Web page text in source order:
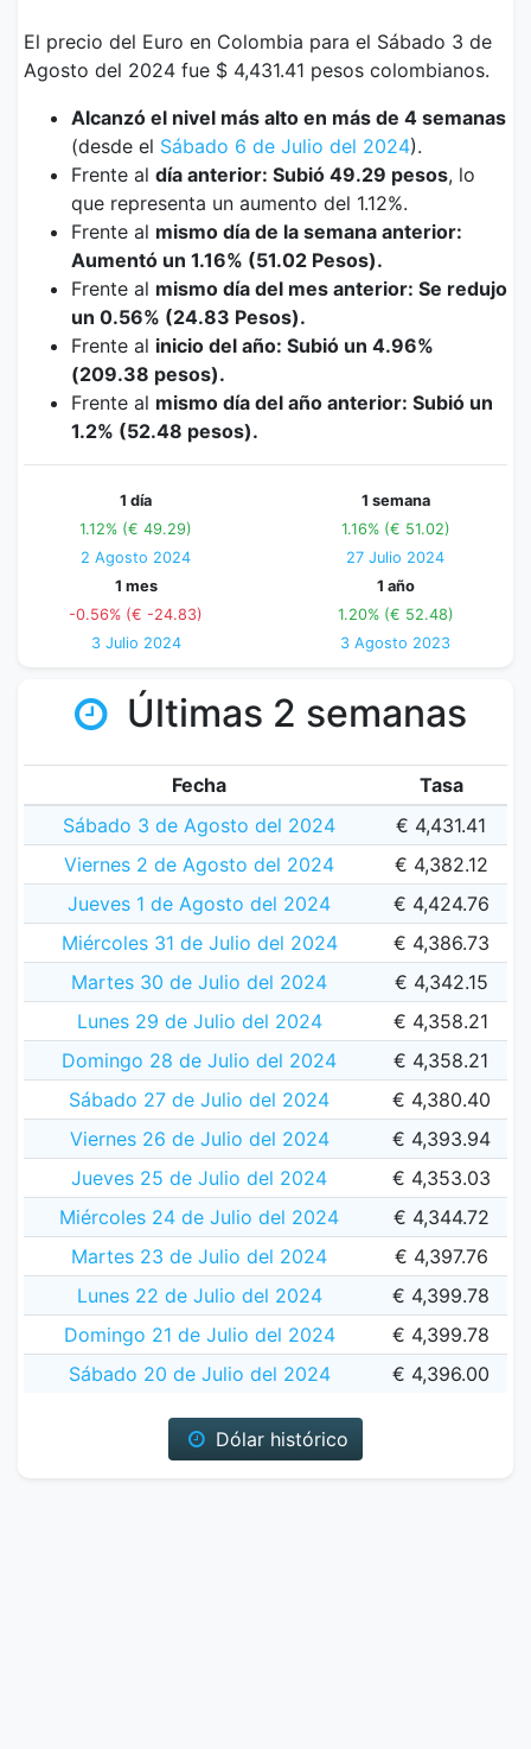
El precio del Euro en Colombia para el Sábado 3 de
Agosto del 2024 fue $ 4,431.41 pesos colombianos.
Alcanzó el nivel más alto en más de 4 semanas
(desde el Sábado 6 de Julio del 2024).
Frente al día anterior: Subió 49.29 pesos, lo
que representa un aumento del 1.12%.
Frente al mismo día de la semana anterior:
Aumentó un 1.16% (51.02 Pesos).
Frente al mismo día del mes anterior: Se redujo
un 0.56% (24.83 Pesos).
Frente al inicio del año: Subió un 4.96%
(209.38 pesos).
Frente al mismo día del año anterior: Subió un
1.2% (52.48 pesos).
1 día
1.12% (€ 49.29)
2 Agosto 2024
1 semana
1.16% (€ 51.02)
27 Julio 2024
1 mes
-0.56% (€ -24.83)
3 Julio 2024
1 año
1.20% (€ 52.48)
3 Agosto 2023
Últimas 2 semanas
Fecha
Tasa
Sábado 3 de Agosto del 2024
€ 4,431.41
Viernes 2 de Agosto del 2024
€ 4,382.12
Jueves 1 de Agosto del 2024
€ 4,424.76
Miércoles 31 de Julio del 2024
€ 4,386.73
Martes 30 de Julio del 2024
€ 4,342.15
Lunes 29 de Julio del 2024
€ 4,358.21
Domingo 28 de Julio del 2024
€ 4,358.21
Sábado 27 de Julio del 2024
€ 4,380.40
Viernes 26 de Julio del 2024
€ 4,393.94
Jueves 25 de Julio del 2024
€ 4,353.03
Miércoles 24 de Julio del 2024
€ 4,344.72
Martes 23 de Julio del 2024
€ 4,397.76
Lunes 22 de Julio del 2024
€ 4,399.78
Domingo 21 de Julio del 2024
€ 4,399.78
Sábado 20 de Julio del 2024
€ 4,396.00
Dólar histórico